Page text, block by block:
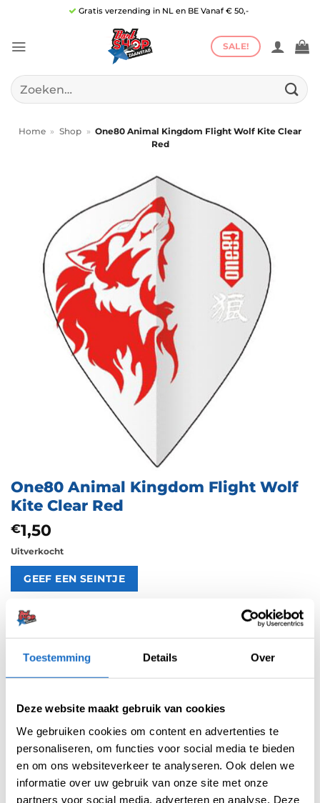
Toestemming Details Over
Deze website maakt gebruik van cookies
We gebruiken cookies om content en advertenties te
personaliseren, om functies voor social media te bieden
en om ons websiteverkeer te analyseren. Ook delen we
informatie over uw gebruik van onze site met onze
partners voor social media, adverteren en analyse. Deze
inhoud
Gratis verzending in NL en BE Vanaf € 50,-
SALE!
Zoeken
naar:
Home » Shop » One80 Animal Kingdom Flight Wolf Kite Clear
Red
One80 Animal Kingdom Flight Wolf
Kite Clear Red
€1,50
Uitverkocht
Artikelnummer:
Merk:One80
AANVULLENDE INFORMATIE